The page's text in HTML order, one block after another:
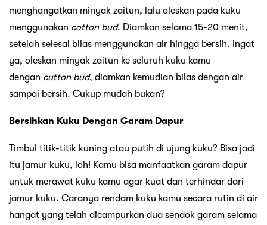
menghangatkan minyak zaitun, lalu oleskan pada kuku
menggunakan cotton bud. Diamkan selama 15-20 menit,
setelah selesai bilas menggunakan air hingga bersih. Ingat
ya, oleskan minyak zaitun ke seluruh kuku kamu
dengan cutton bud, diamkan kemudian bilas dengan air
sampai bersih. Cukup mudah bukan?
Bersihkan Kuku Dengan Garam Dapur
Timbul titik-titik kuning atau putih di ujung kuku? Bisa jadi
itu jamur kuku, loh! Kamu bisa manfaatkan garam dapur
untuk merawat kuku kamu agar kuat dan terhindar dari
jamur kuku. Caranya rendam kuku kamu secara rutin di air
hangat yang telah dicampurkan dua sendok garam selama